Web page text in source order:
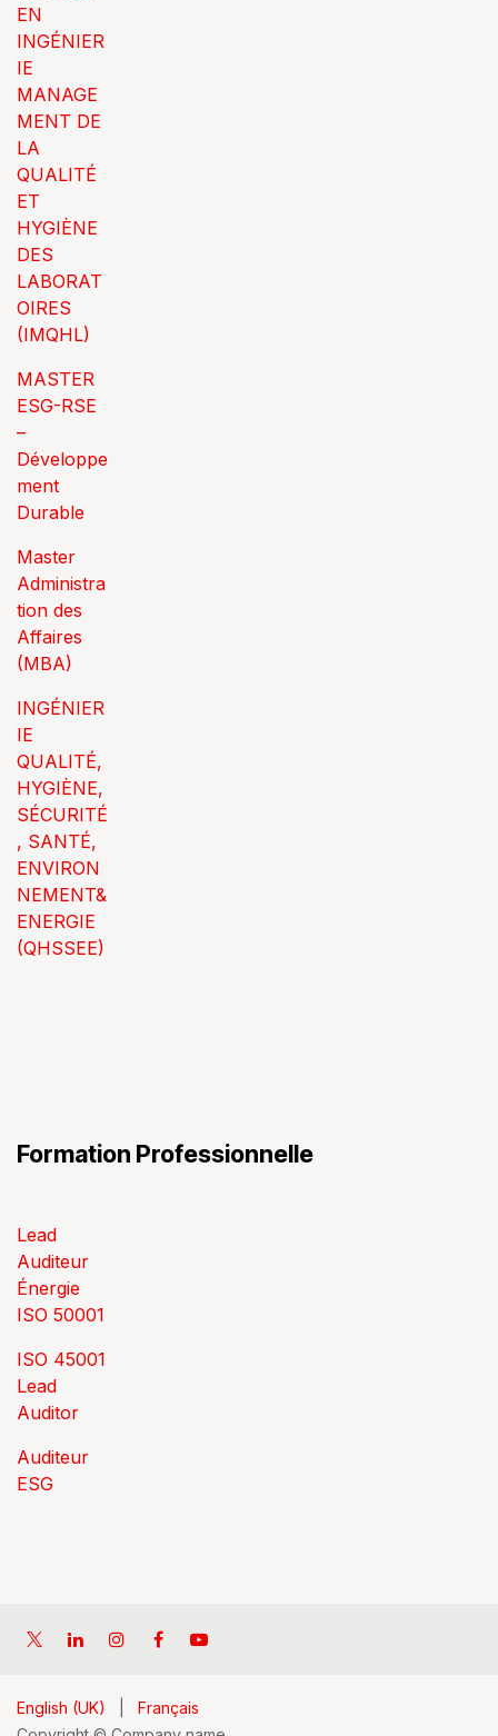
EN
INGÉNIER
IE
MANAGE
MENT DE
LA
QUALITÉ
ET
HYGIÈNE
DES
LABORAT
OIRES
(IMQHL)
MASTER
ESG-RSE
–
Développe
ment
Durable
Master
Administra
tion des
Affaires
(MBA)
INGÉNIER
IE
QUALITÉ,
HYGIÈNE,
SÉCURITÉ
, SANTÉ,
ENVIRON
NEMENT&
ENERGIE
(QHSSEE)
Formation Professionnelle
Lead
Auditeur
Énergie
ISO 50001
ISO 45001
Lead
Auditor
Auditeur
ESG
English (UK) Français